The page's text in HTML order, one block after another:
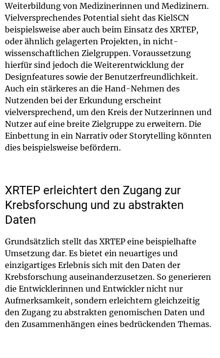
Weiterbildung von Medizinerinnen und Medizinern.
Vielversprechendes Potential sieht das KielSCN
beispielsweise aber auch beim Einsatz des XRTEP,
oder ähnlich gelagerten Projekten, in nicht-
wissenschaftlichen Zielgruppen. Voraussetzung
hierfür sind jedoch die Weiterentwicklung der
Designfeatures sowie der Benutzerfreundlichkeit.
Auch ein stärkeres an die Hand-Nehmen des
Nutzenden bei der Erkundung erscheint
vielversprechend, um den Kreis der Nutzerinnen und
Nutzer auf eine breite Zielgruppe zu erweitern. Die
Einbettung in ein Narrativ oder Storytelling könnten
dies beispielsweise befördern.
XRTEP erleichtert den Zugang zur
Krebsforschung und zu abstrakten
Daten
Grundsätzlich stellt das XRTEP eine beispielhafte
Umsetzung dar. Es bietet ein neuartiges und
einzigartiges Erlebnis sich mit den Daten der
Krebsforschung auseinanderzusetzen. So generieren
die Entwicklerinnen und Entwickler nicht nur
Aufmerksamkeit, sondern erleichtern gleichzeitig
den Zugang zu abstrakten genomischen Daten und
den Zusammenhängen eines bedrückenden Themas.